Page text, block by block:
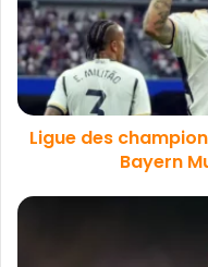
Ligue des
Bayern